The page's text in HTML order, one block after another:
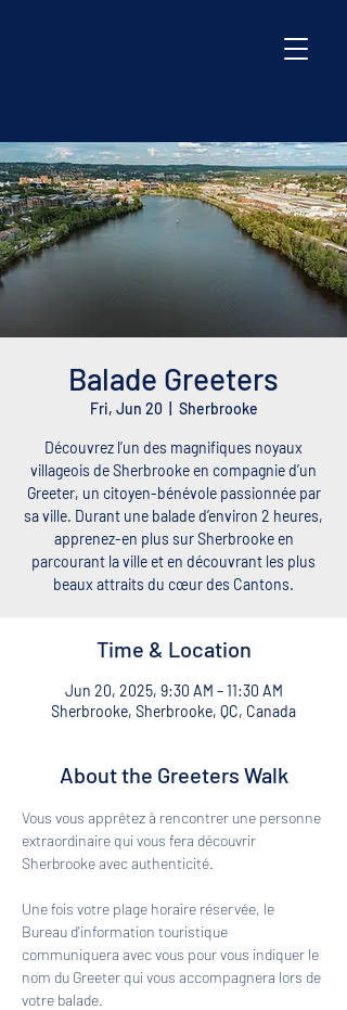
Balade Greeters
Fri, Jun 20 Sherbrooke
Découvrez l’un des magnifiques noyaux
villageois de Sherbrooke en compagnie d’un
Greeter, un citoyen-bénévole passionnée par
sa ville. Durant une balade d’environ 2 heures,
apprenez-en plus sur Sherbrooke en
parcourant la ville et en découvrant les plus
beaux attraits du cœur des Cantons.
Time & Location
Jun 20, 2025, 9:30 AM – 11:30 AM
Sherbrooke, Sherbrooke, QC, Canada
About the Greeters Walk
Vous vous apprêtez à rencontrer une personne
extraordinaire qui vous fera découvrir
Sherbrooke avec authenticité.
Une fois votre plage horaire réservée, le
Bureau d'information touristique
communiquera avec vous pour vous indiquer le
nom du Greeter qui vous accompagnera lors de
votre balade.